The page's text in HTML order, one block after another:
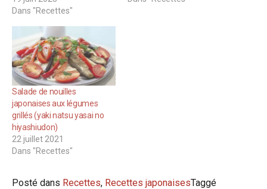
Dans "Recettes"
Salade de nouilles
japonaises aux légumes
grillés (yaki natsu yasai no
hiyashiudon)
22 juillet 2021
Dans "Recettes"
Posté dans Recettes, Recettes japonaisesTaggé